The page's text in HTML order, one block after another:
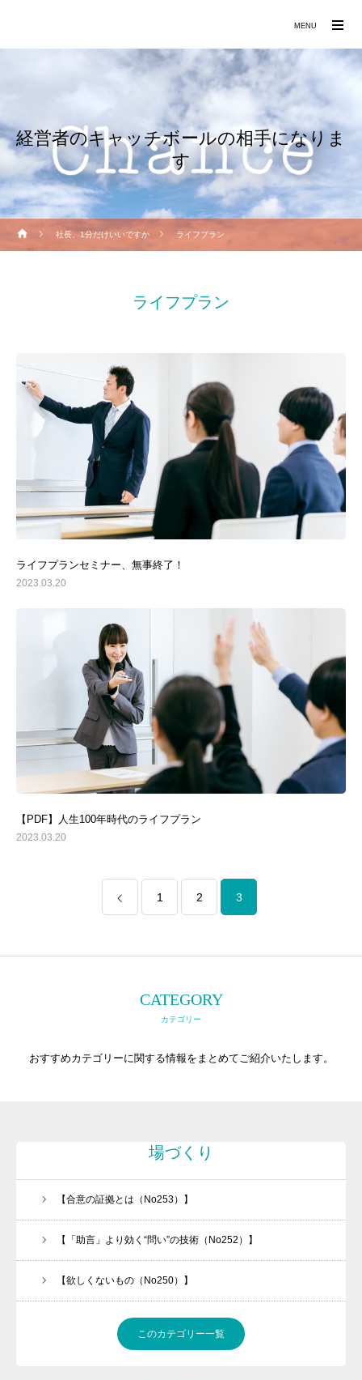
経営者のキャッチボールの相手になりま
す
社長、1分だけいいですか ライフプラン
ライフプラン
ライフプランセミナー、無事終了！
2023.03.20
【PDF】人生100年時代のライフプラン
2023.03.20
1 2 3
CATEGORY
カテゴリー
おすすめカテゴリーに関する情報をまとめてご紹介いたします。
場づくり
【合意の証拠とは（No253）】
【「助言」より効く“問い”の技術（No252）】
【欲しくないもの（No250）】
このカテゴリー一覧
MENU